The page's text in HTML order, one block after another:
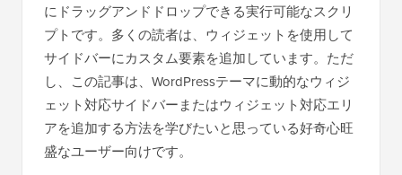
にドラッグアンドドロップできる実行可能なスクリ
プトです。多くの読者は、ウィジェットを使用して
サイドバーにカスタム要素を追加しています。ただ
し、この記事は、WordPressテーマに動的なウィジ
ェット対応サイドバーまたはウィジェット対応エリ
アを追加する方法を学びたいと思っている好奇心旺
盛なユーザー向けです。